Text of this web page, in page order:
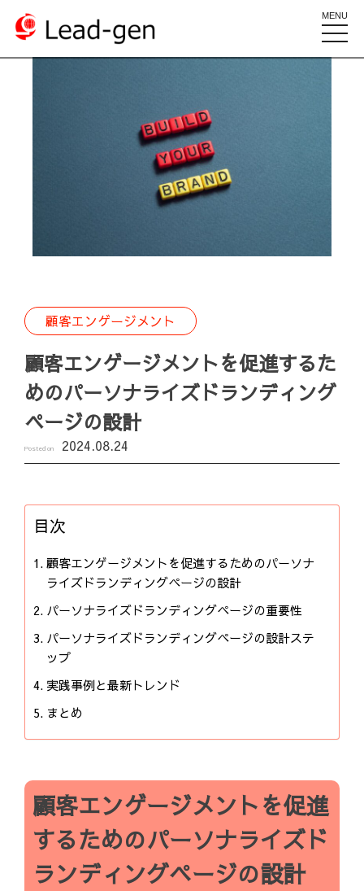
MENU
toggle
顧客エンゲージメント
顧客エンゲージメントを促進するた
めのパーソナライズドランディング
ページの設計
Posted on 2024.08.24
目次
顧客エンゲージメントを促進するためのパーソナ
ライズドランディングページの設計
パーソナライズドランディングページの重要性
パーソナライズドランディングページの設計ステ
ップ
実践事例と最新トレンド
まとめ
顧客エンゲージメントを促進
するためのパーソナライズド
ランディングページの設計